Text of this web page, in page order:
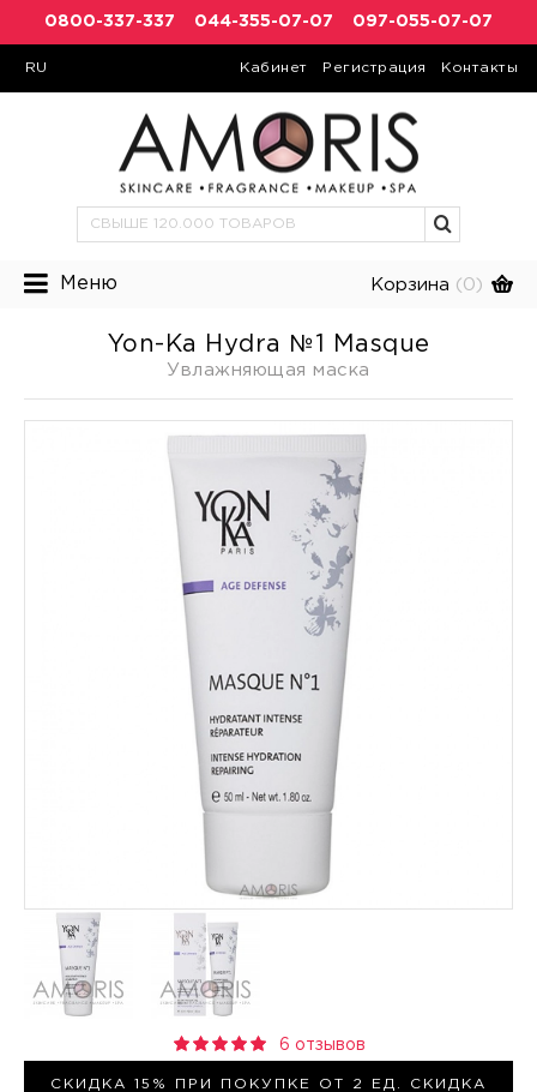
0800-337-337 044-355-07-07 097-055-07-07
RU Кабинет Регистрация Контакты
Меню Корзина (0)
Yon-Ka Hydra №1 Masque
Увлажняющая маска
СКИДКА 15% ПРИ ПОКУПКЕ ОТ 2 ЕД. СКИДКА
6 отзывов